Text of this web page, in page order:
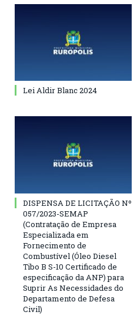
Lei Aldir Blanc 2024
DISPENSA DE LICITAÇÃO Nº
057/2023-SEMAP
(Contratação de Empresa
Especializada em
Fornecimento de
Combustível (Óleo Diesel
Tibo B S-10 Certificado de
especificação da ANP) para
Suprir As Necessidades do
Departamento de Defesa
Civil)